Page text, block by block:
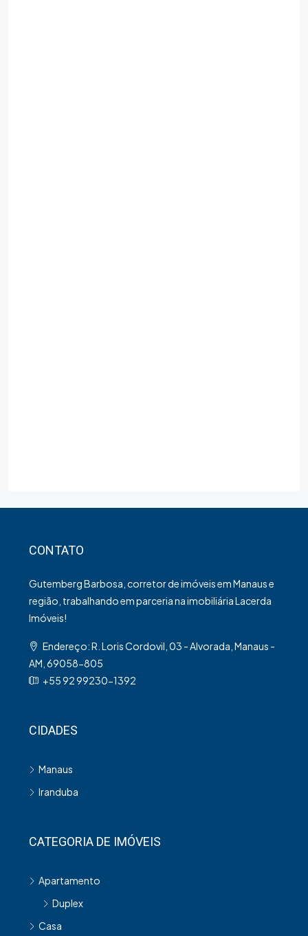
CONTATO
Gutemberg Barbosa, corretor de imóveis em Manaus e
região, trabalhando em parceria na imobiliária Lacerda
Imóveis!
Endereço: R. Loris Cordovil, 03 - Alvorada, Manaus -
AM, 69058-805
+55 92 99230-1392
CIDADES
Manaus
Iranduba
CATEGORIA DE IMÓVEIS
Apartamento
Duplex
Casa